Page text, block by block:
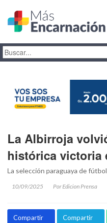
La Albirroja
histórica victoria
La selección paraguaya de
10/09/2025 Por Edicion Prensa
Compartir Compartir